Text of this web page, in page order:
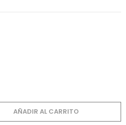
AÑADIR AL CARRITO